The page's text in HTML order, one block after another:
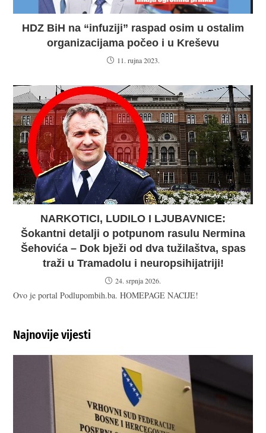
HDZ BiH na “infuziji” raspad osim u ostalim
organizacijama počeo i u Kreševu
11. rujna 2023.
NARKOTICI, LUDILO I LJUBAVNICE:
Šokantni detalji o potpunom rasulu Nermina
Šehovića – Dok bježi od dva tužilaštva, spas
traži u Tramadolu i neuropsihijatriji!
24. srpnja 2026.
Ovo je portal Podlupombih.ba. HOMEPAGE NACIJE!
Najnovije vijesti